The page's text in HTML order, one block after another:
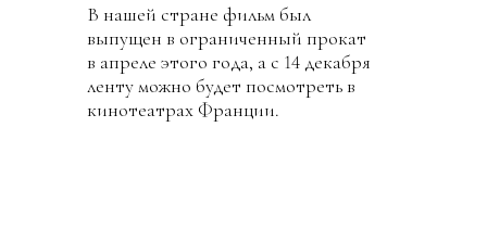
В нашей стране фильм был
выпущен в ограниченный прокат
в апреле этого года, а с 14 декабря
ленту можно будет посмотреть в
кинотеатрах Франции.